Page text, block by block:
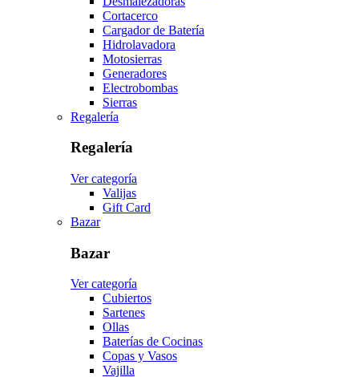
Cortacerco
Cargador de Batería
Hidrolavadora
Motosierras
Generadores
Electrobombas
Sierras
Regalería
Regalería
Ver categoría
Valijas
Gift Card
Bazar
Bazar
Ver categoría
Cubiertos
Sartenes
Ollas
Baterías de Cocinas
Copas y Vasos
Vajilla